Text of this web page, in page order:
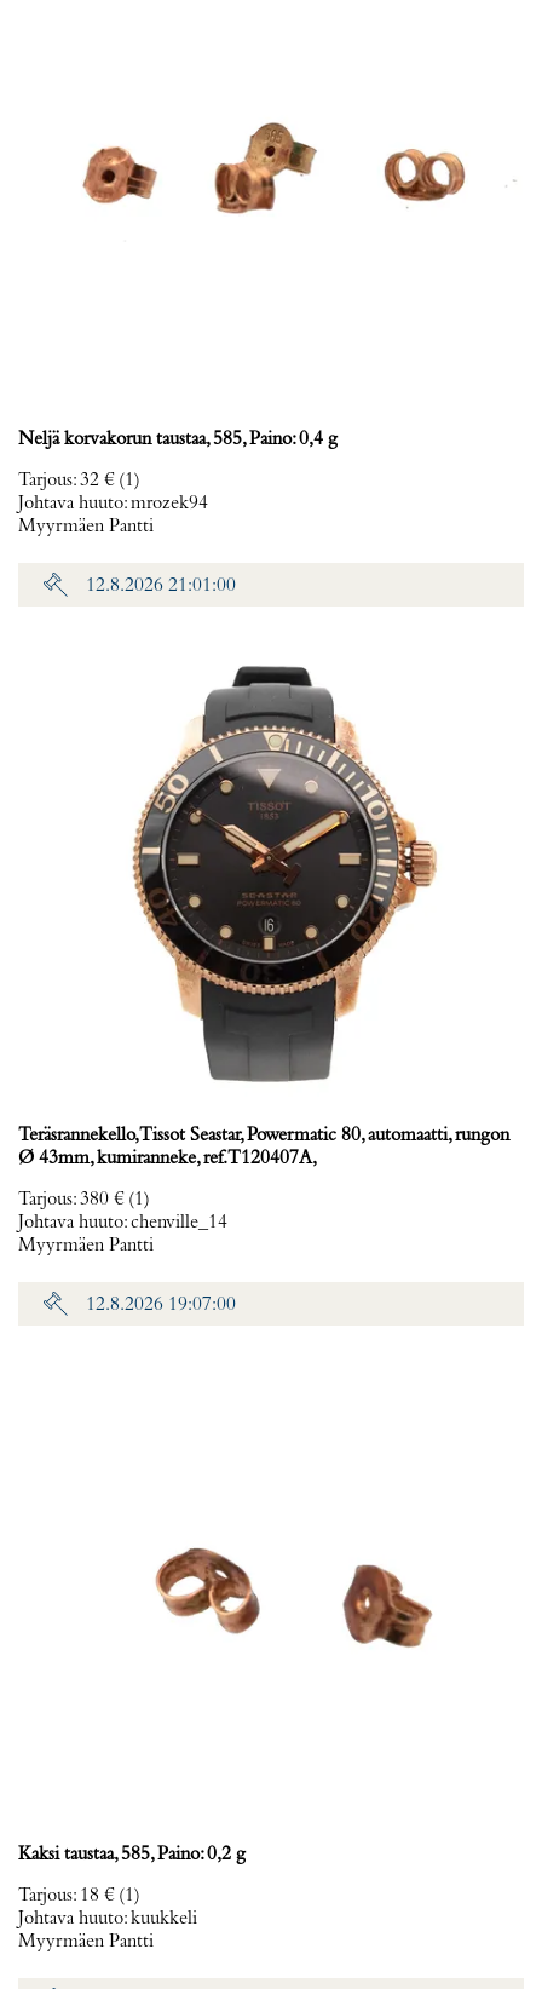
Neljä korvakorun taustaa, 585, Paino: 0,4 g
Tarjous:32 € (1)
Johtava huuto:mrozek94
Myyrmäen Pantti
12.8.2026 21:01:00
Teräsrannekello, Tissot Seastar, Powermatic 80, automaatti, rungon
Ø 43mm, kumiranneke, ref. T120407A,
Tarjous:380 € (1)
Johtava huuto:chenville_14
Myyrmäen Pantti
12.8.2026 19:07:00
Kaksi taustaa, 585, Paino: 0,2 g
Tarjous: 18 € (1)
Johtava huuto:kuukkeli
Myyrmäen Pantti